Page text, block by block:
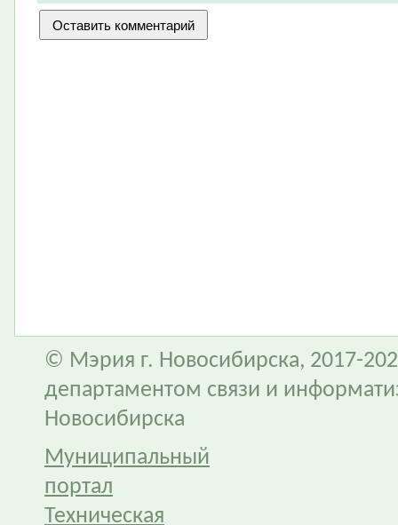
© Мэрия г. Новосибирска, 2017-
департаментом связи и
Новосибирска
Муниципальный
портал
Техническая